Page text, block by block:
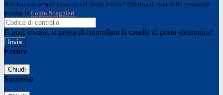
Non hai una e-mail associata al nome utente? Effettua il reset della password
tramite la Login Spaggiari
E-mail inviata, si prega di controllare la casella di posta elettronica!
Errore
Chiudi
Successo